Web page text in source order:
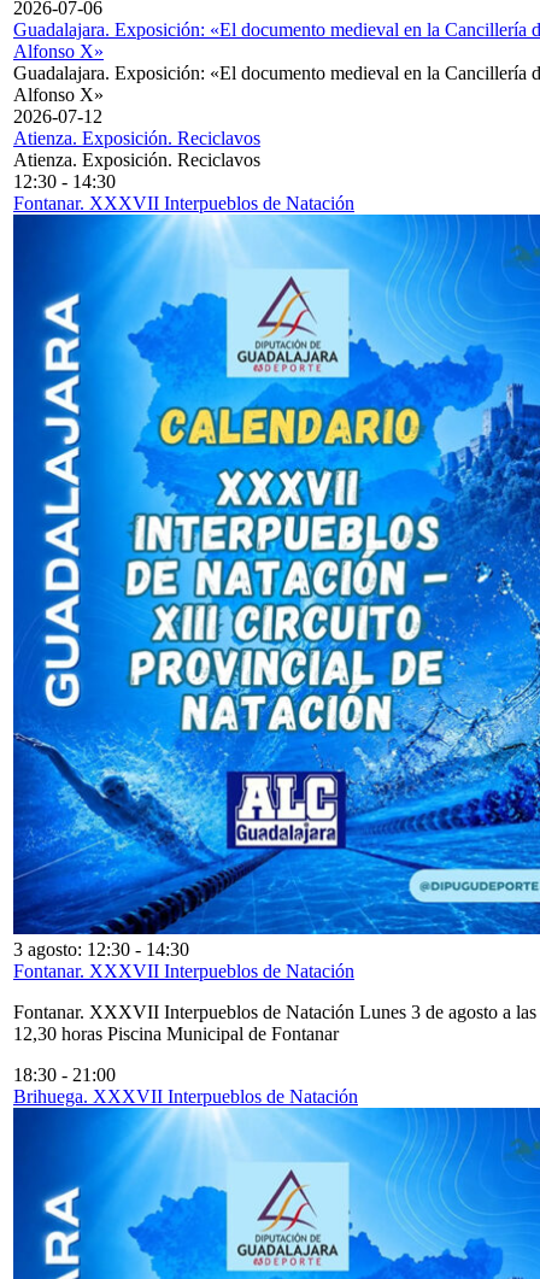
2026-07-06
Guadalajara. Exposición: «El documento medieval en la Cancillería
Alfonso X»
Guadalajara. Exposición: «El documento medieval en la Cancillería
Alfonso X»
2026-07-12
Atienza. Exposición. Reciclavos
Atienza. Exposición. Reciclavos
12:30 - 14:30
Fontanar. XXXVII Interpueblos de Natación
3 agosto: 12:30 - 14:30
Fontanar. XXXVII Interpueblos de Natación
Fontanar. XXXVII Interpueblos de Natación Lunes 3 de agosto a las
12,30 horas Piscina Municipal de Fontanar
18:30 - 21:00
Brihuega. XXXVII Interpueblos de Natación